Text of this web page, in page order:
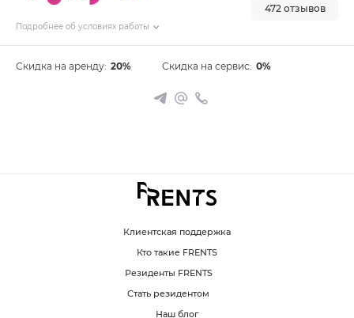
Подробнее об условиях работы
472 отзывов
Скидка на аренду: 20% Скидка на сервис: 0%
Клиентская поддержка
Кто такие FRENTS
Резиденты FRENTS
Стать резидентом
Наш блог